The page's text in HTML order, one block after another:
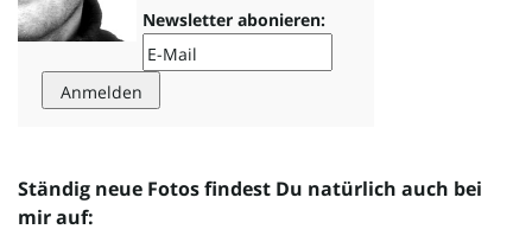
Newsletter abonieren:
Ständig neue Fotos findest Du natürlich auch bei
mir auf: